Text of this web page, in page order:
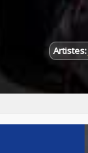
Artistes: